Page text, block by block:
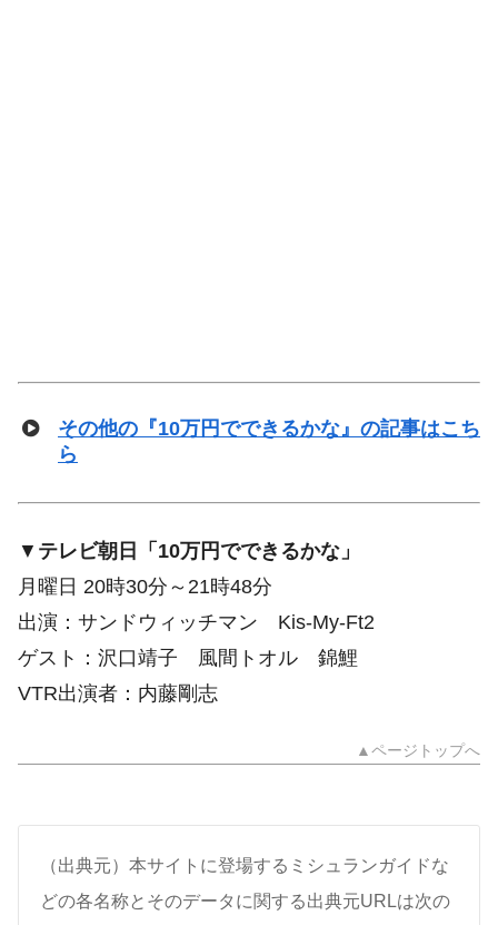
その他の『10万円でできるかな』の記事はこち
ら
▼ テレビ朝日「10万円でできるかな」
月曜日 20時30分～21時48分
出演：サンドウィッチマン Kis-My-Ft2
ゲスト：沢口靖子 風間トオル 錦鯉
VTR出演者：内藤剛志
▲ページトップへ
（出典元）本サイトに登場するミシュランガイドな
どの各名称とそのデータに関する出典元URLは次の